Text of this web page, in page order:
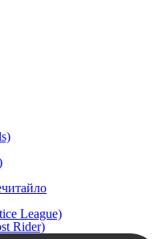
League)
Rider)